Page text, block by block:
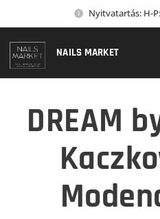
Nyitvatartás: H-
NAILS MARKET
DREAM